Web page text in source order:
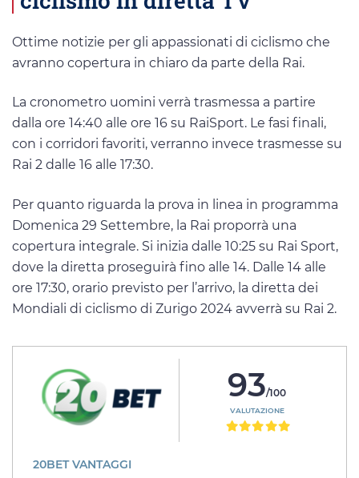
Ottime notizie per gli appassionati di ciclismo che
avranno copertura in chiaro da parte della Rai.
La cronometro uomini verrà trasmessa a partire
dalla ore 14:40 alle ore 16 su RaiSport. Le fasi finali,
con i corridori favoriti, verranno invece trasmesse su
Rai 2 dalle 16 alle 17:30.
Per quanto riguarda la prova in linea in programma
Domenica 29 Settembre, la Rai proporrà una
copertura integrale. Si inizia dalle 10:25 su Rai Sport,
dove la diretta proseguirà fino alle 14. Dalle 14 alle
ore 17:30, orario previsto per l’arrivo, la diretta dei
Mondiali di ciclismo di Zurigo 2024 avverrà su Rai 2.
93/100
VALUTAZIONE
20BET VANTAGGI